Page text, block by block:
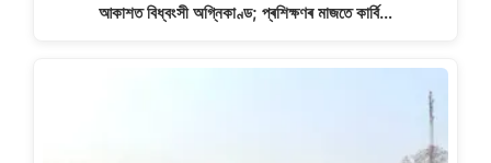
আকাশত বিধ্বংসী অগ্নিকাণ্ড; প্ৰশিক্ষণৰ মাজতে কাৰ্বি…